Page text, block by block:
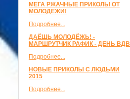
МЕГА РЖАЧНЫЕ ПРИКОЛЫ ОТ
МОЛОДЕЖИ!
Подробнее...
ДАЁШЬ МОЛОДЁЖЬ! -
МАРШРУТЧИК РАФИК - ДЕНЬ ВДВ
Подробнее...
НОВЫЕ ПРИКОЛЫ С ЛЮДЬМИ
2015
Подробнее...